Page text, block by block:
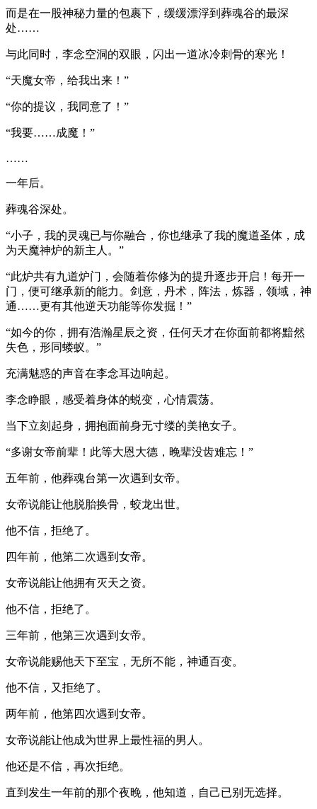
而是在一股神秘力量的包裹下，缓缓漂浮到葬魂谷的最深
处……
与此同时，李念空洞的双眼，闪出一道冰冷刺骨的寒光！
“天魔女帝，给我出来！”
“你的提议，我同意了！”
“我要……成魔！”
……
一年后。
葬魂谷深处。
“小子，我的灵魂已与你融合，你也继承了我的魔道圣体，成
为天魔神炉的新主人。”
“此炉共有九道炉门，会随着你修为的提升逐步开启！每开一
门，便可继承新的能力。剑意，丹术，阵法，炼器，领域，神
通……更有其他逆天功能等你发掘！”
“如今的你，拥有浩瀚星辰之资，任何天才在你面前都将黯然
失色，形同蝼蚁。”
充满魅惑的声音在李念耳边响起。
李念睁眼，感受着身体的蜕变，心情震荡。
当下立刻起身，拥抱面前身无寸缕的美艳女子。
“多谢女帝前辈！此等大恩大德，晚辈没齿难忘！”
五年前，他葬魂台第一次遇到女帝。
女帝说能让他脱胎换骨，蛟龙出世。
他不信，拒绝了。
四年前，他第二次遇到女帝。
女帝说能让他拥有灭天之资。
他不信，拒绝了。
三年前，他第三次遇到女帝。
女帝说能赐他天下至宝，无所不能，神通百变。
他不信，又拒绝了。
两年前，他第四次遇到女帝。
女帝说能让他成为世界上最性福的男人。
他还是不信，再次拒绝。
直到发生一年前的那个夜晚，他知道，自己已别无选择。